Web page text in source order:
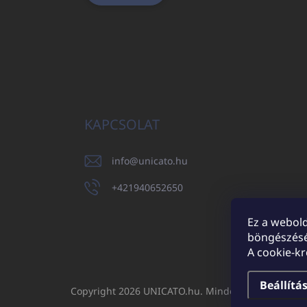
Ez a
A cookie-
KAPCSOLAT
info@unicato.hu
+421940652650
UNICATO.sk
Copyright 2026 UNICATO.hu. Minden jog